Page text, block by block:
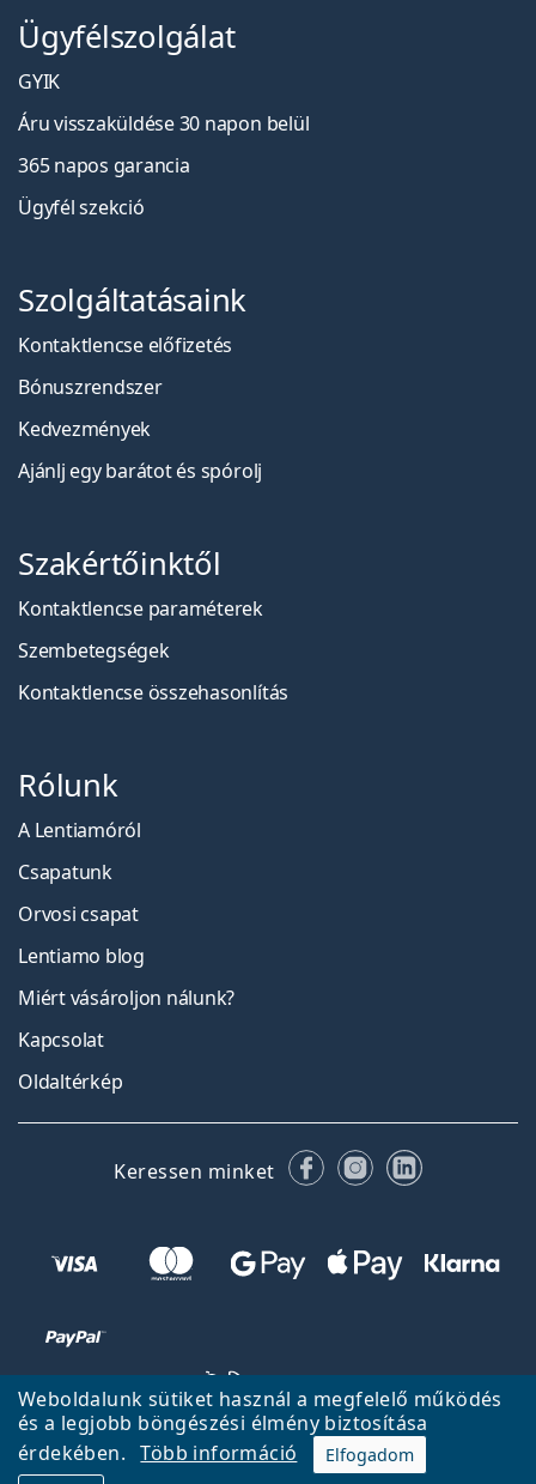
Weboldalunk sütiket használ a megfelelő működés
és a legjobb böngészési élmény biztosítása
érdekében.
Több információ
Elfogadom
Ügyfélszolgálat
GYIK
Áru visszaküldése 30 napon belül
365 napos garancia
Ügyfél szekció
Szolgáltatásaink
Kontaktlencse előfizetés
Bónuszrendszer
Kedvezmények
Ajánlj egy barátot és spórolj
Szakértőinktől
Kontaktlencse paraméterek
Szembetegségek
Kontaktlencse összehasonlítás
Rólunk
A Lentiamóról
Csapatunk
Orvosi csapat
Lentiamo blog
Miért vásároljon nálunk?
Kapcsolat
Oldaltérkép
Keressen minket FacebookInstagram
LinkedIn
Fel